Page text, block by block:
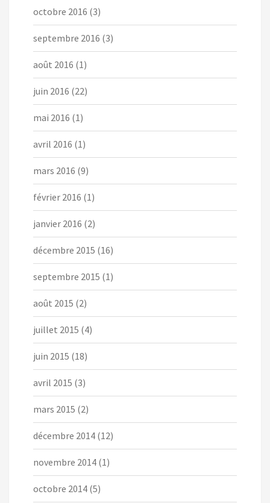
octobre 2016 (3)
septembre 2016 (3)
août 2016 (1)
juin 2016 (22)
mai 2016 (1)
avril 2016 (1)
mars 2016 (9)
février 2016 (1)
janvier 2016 (2)
décembre 2015 (16)
septembre 2015 (1)
août 2015 (2)
juillet 2015 (4)
juin 2015 (18)
avril 2015 (3)
mars 2015 (2)
décembre 2014 (12)
novembre 2014 (1)
octobre 2014 (5)